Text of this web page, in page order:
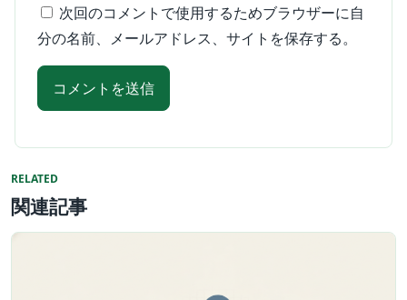
次回のコメントで使用するためブラウザーに自
分の名前、メールアドレス、サイトを保存する。
RELATED
関連記事